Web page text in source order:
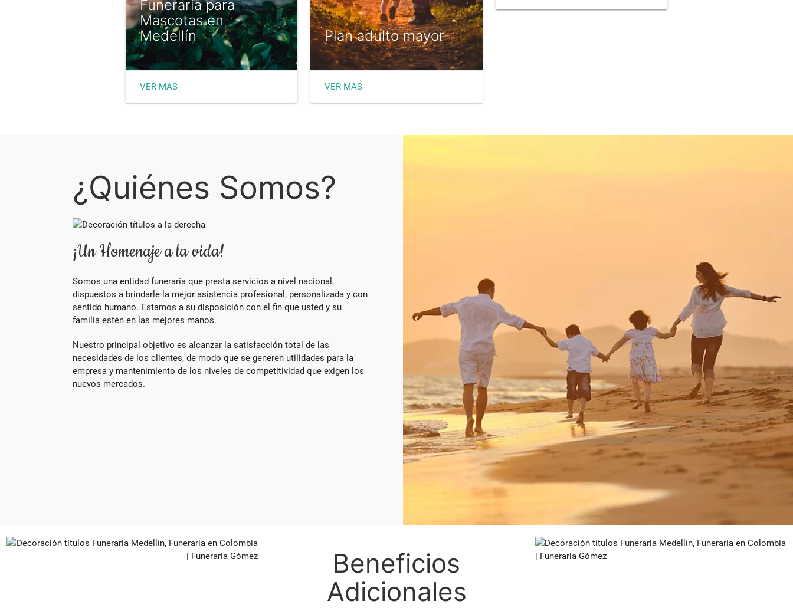
Funeraria para
Mascotas en
Medellín
VER MAS
Plan adulto mayor
VER MAS
¿Quiénes Somos?
¡Un Homenaje a la vida!
Somos una entidad funeraria que presta servicios a nivel nacional,
dispuestos a brindarle la mejor asistencia profesional, personalizada y con
sentido humano. Estamos a su disposición con el fin que usted y su
familia estén en las mejores manos.
Nuestro principal objetivo es alcanzar la satisfacción total de las
necesidades de los clientes, de modo que se generen utilidades para la
empresa y mantenimiento de los niveles de competitividad que exigen los
nuevos mercados.
Beneficios
Adicionales